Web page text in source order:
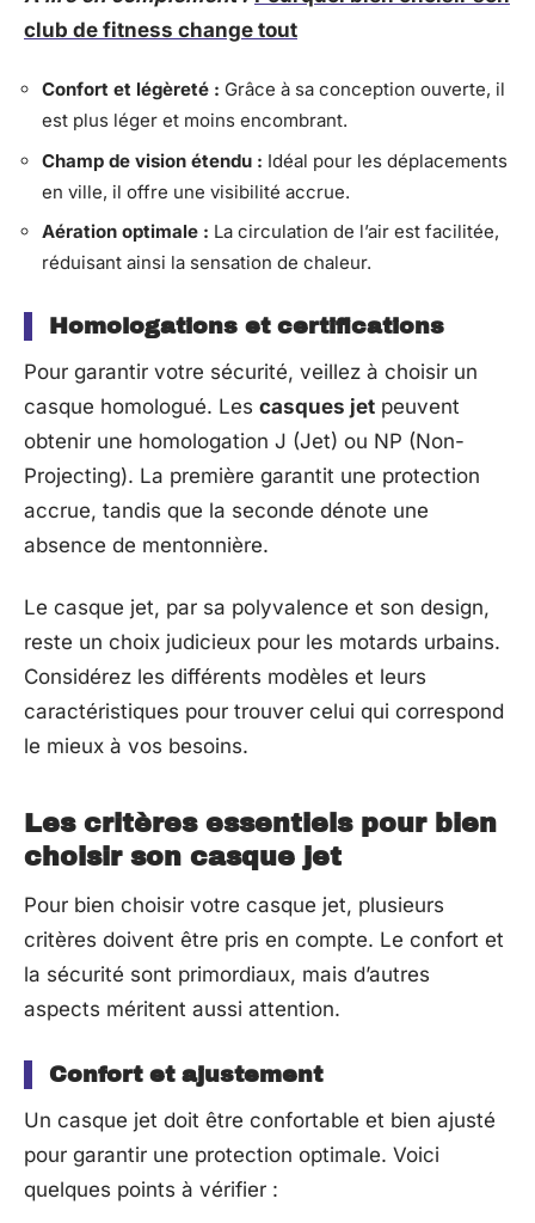
club de fitness change tout
Confort et légèreté : Grâce à sa conception ouverte, il
est plus léger et moins encombrant.
Champ de vision étendu : Idéal pour les déplacements
en ville, il offre une visibilité accrue.
Aération optimale : La circulation de l’air est facilitée,
réduisant ainsi la sensation de chaleur.
Homologations et certifications
Pour garantir votre sécurité, veillez à choisir un
casque homologué. Les casques jet peuvent
obtenir une homologation J (Jet) ou NP (Non-
Projecting). La première garantit une protection
accrue, tandis que la seconde dénote une
absence de mentonnière.
Le casque jet, par sa polyvalence et son design,
reste un choix judicieux pour les motards urbains.
Considérez les différents modèles et leurs
caractéristiques pour trouver celui qui correspond
le mieux à vos besoins.
Les critères essentiels pour bien
choisir son casque jet
Pour bien choisir votre casque jet, plusieurs
critères doivent être pris en compte. Le confort et
la sécurité sont primordiaux, mais d’autres
aspects méritent aussi attention.
Confort et ajustement
Un casque jet doit être confortable et bien ajusté
pour garantir une protection optimale. Voici
quelques points à vérifier :